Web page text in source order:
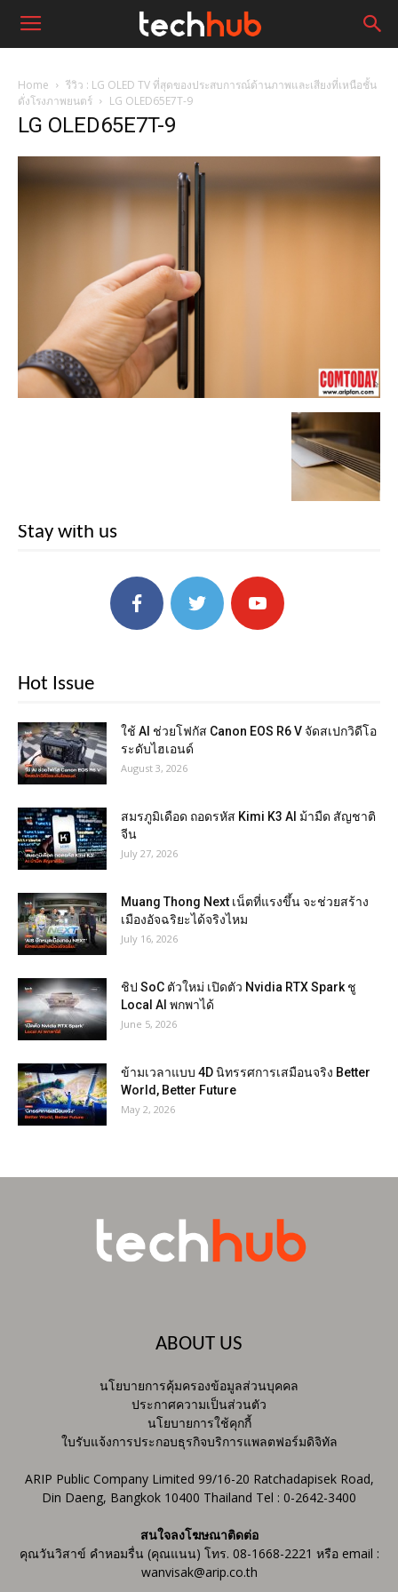
Home
รีวิว : LG OLED TV ที่สุดของประสบการณ์ด้านภาพและเสียงที่เหนือชั้น
ดั่งโรงภาพยนตร์
LG OLED65E7T-9
LG OLED65E7T-9
Stay with us
Hot Issue
ใช้ AI ช่วยโฟกัส Canon EOS R6 V จัดสเปกวิดีโอ
ระดับไฮเอนด์
August 3, 2026
สมรภูมิเดือด ถอดรหัส Kimi K3 AI ม้ามืด สัญชาติ
จีน
July 27, 2026
Muang Thong Next เน็ตที่แรงขึ้น จะช่วยสร้าง
เมืองอัจฉริยะได้จริงไหม
July 16, 2026
ชิป SoC ตัวใหม่ เปิดตัว Nvidia RTX Spark ชู
Local AI พกพาได้
June 5, 2026
ข้ามเวลาแบบ 4D นิทรรศการเสมือนจริง Better
World, Better Future
May 2, 2026
ABOUT US
นโยบายการคุ้มครองข้อมูลส่วนบุคคล
ประกาศความเป็นส่วนตัว
นโยบายการใช้คุกกี้
ใบรับแจ้งการประกอบธุรกิจบริการแพลตฟอร์มดิจิทัล
ARIP Public Company Limited 99/16-20 Ratchadapisek Road,
Din Daeng, Bangkok 10400 Thailand Tel : 0-2642-3400
สนใจลงโฆษณาติดต่อ
คุณวันวิสาข์ คำหอมรื่น (คุณแนน) โทร. 08-1668-2221 หรือ email :
wanvisak@arip.co.th